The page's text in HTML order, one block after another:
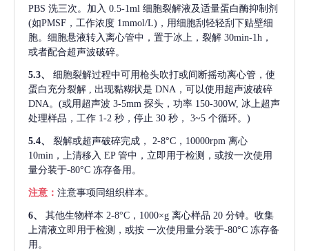
PBS 洗三次。加入 0.5-1ml 细胞裂解液及适量蛋白酶抑制剂
(如PMSF，工作浓度 1mmol/L)，用细胞刮轻轻刮下贴壁细
胞。细胞悬液转入离心管中，置于冰上，裂解 30min-1h，
或者配合超声波破碎。
5.3、
细胞裂解过程中可用枪头吹打或间断摇动离心管，使
蛋白充分裂解
, 出现黏糊状是 DNA，可以使用超声波破碎
DNA。(或用超声波 3-5mm 探头，功率 150-300W, 冰上超声
处理样品，工作 1-2 秒，停止 30 秒， 3~5 个循环。)
5.4、 裂解或超声破碎完成，
2-8°C，10000rpm 离心
10min，上清移入 EP 管中，立即用于检测，或按一次使用
量分装于-80°C 冻存备用。
注意： 注意事项同组织样本。
6、 其他生物样本 2-8°C，1000×g 离心样品 20 分钟。收集
上清液立即用于检测，或按 一次使用量分装于-80°C 冻存备
用。